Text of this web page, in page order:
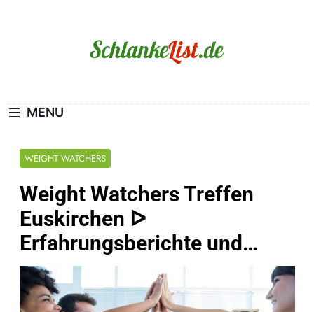
MENU
WEIGHT WATCHERS
Weight Watchers Treffen
Euskirchen ᐅ
Erfahrungsberichte und…